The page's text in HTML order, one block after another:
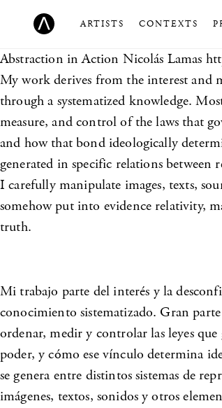
ARTISTS CONTEXTS
Abstraction in Action Nicolás Lamas
My work derives from the interest and
through a systematized knowledge.
measure, and control of the laws that
and how that bond ideologically
generated in specific relations
I carefully manipulate images, texts,
somehow put into evidence relativity,
truth.
Mi trabajo parte del interés y la
conocimiento sistematizado. Gran
ordenar, medir y controlar las leyes
poder, y cómo ese vínculo determina
se genera entre distintos sistemas de
imágenes, textos, sonidos y otros